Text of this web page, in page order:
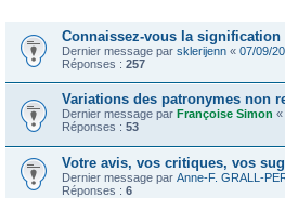
Connaissez-vous la
Dernier message par sklerijenn « 07/09/
Réponses : 257
Variations des patronymes non
Dernier message par Françoise Simon «
Réponses : 53
Votre avis, vos critiques, vos
Dernier message par Anne-F. GRALL-
Réponses : 6